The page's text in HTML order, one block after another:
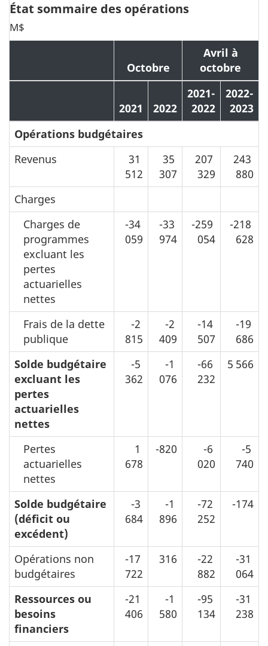
État sommaire des opérations
M$
Octobre
Avril à
octobre
2021 2022
2021-
2022
2022-
2023
Opérations budgétaires
Revenus
31
512
35
307
207
329
243
880
Charges
Charges de
programmes
excluant les
pertes
actuarielles
nettes
-34
059
-33
974
-259
054
-218
628
Frais de la dette
publique
-2
815
-2
409
-14
507
-19
686
Solde budgétaire
excluant les
pertes
actuarielles
nettes
-5
362
-1
076
-66
232
5 566
Pertes
actuarielles
nettes
1
678
-820
-6
020
-5
740
Solde budgétaire
(déficit ou
excédent)
-3
684
-1
896
-72
252
-174
Opérations non
budgétaires
-17
722
316
-22
882
-31
064
Ressources ou
besoins
financiers
-21
406
-1
580
-95
134
-31
238